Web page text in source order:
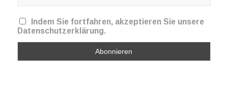
Indem Sie fortfahren, akzeptieren Sie unsere
Datenschutzerklärung.